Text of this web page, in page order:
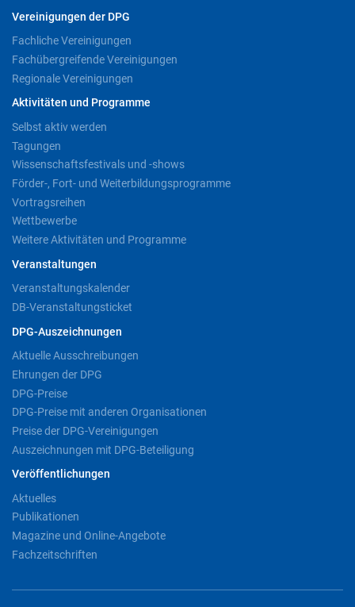
Vereinigungen der DPG
Fachliche Vereinigungen
Fachübergreifende Vereinigungen
Regionale Vereinigungen
Aktivitäten und Programme
Selbst aktiv werden
Tagungen
Wissenschaftsfestivals und -shows
Förder-, Fort- und Weiterbildungsprogramme
Vortragsreihen
Wettbewerbe
Weitere Aktivitäten und Programme
Veranstaltungen
Veranstaltungskalender
DB-Veranstaltungsticket
DPG-Auszeichnungen
Aktuelle Ausschreibungen
Ehrungen der DPG
DPG-Preise
DPG-Preise mit anderen Organisationen
Preise der DPG-Vereinigungen
Auszeichnungen mit DPG-Beteiligung
Veröffentlichungen
Aktuelles
Publikationen
Magazine und Online-Angebote
Fachzeitschriften